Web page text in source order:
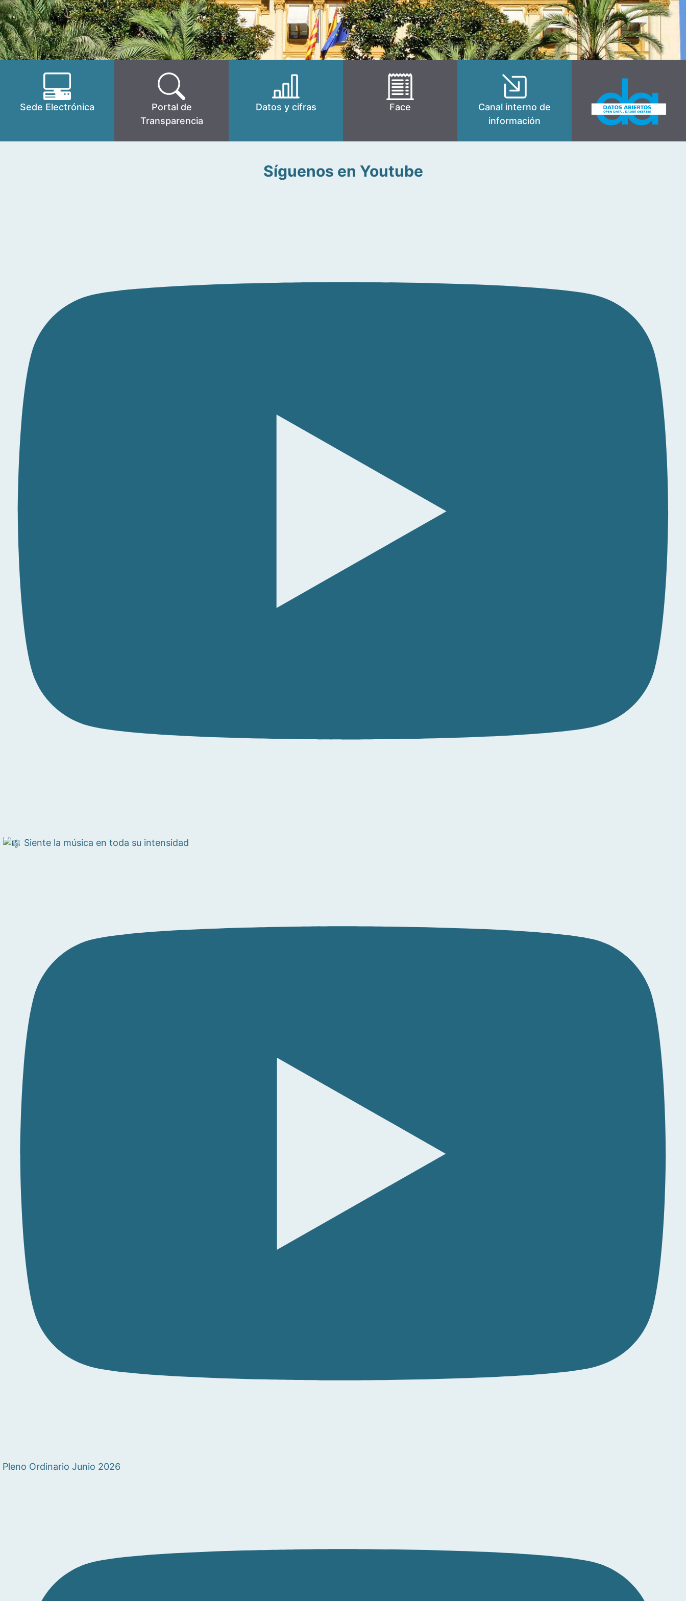
Sede Electrónica
Portal de
Transparencia
Datos y cifras Face
Canal interno de
información
Síguenos en Youtube
Siente la música en toda su intensidad
Pleno Ordinario Junio 2026